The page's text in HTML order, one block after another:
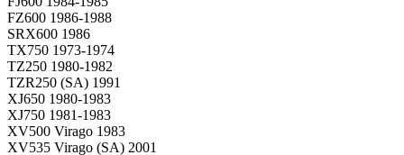
FZ600 1986-1988
SRX600 1986
TX750 1973-1974
TZ250 1980-1982
TZR250 (SA) 1991
XJ650 1980-1983
XJ750 1981-1983
XV500 Virago 1983
XV535 Virago (SA) 2001